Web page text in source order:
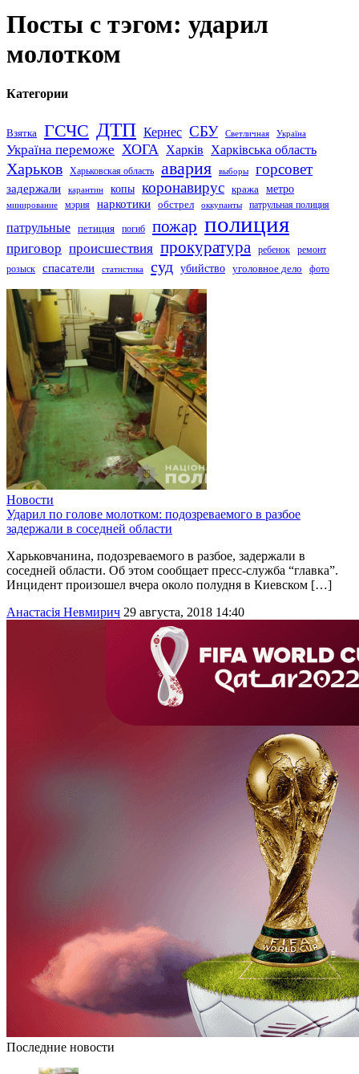
Посты с тэгом: ударил
молотком
Категории
Взятка ГСЧС ДТП Кернес СБУ Светличная Україна
Україна переможе ХОГА Харків Харківська область
Харьков Харьковская область авария выборы горсовет
задержали карантин копы коронавирус кража метро
минирование мэрия наркотики обстрел оккупанты патрульная полиция
патрульные петиция погиб пожар полиция
приговор происшествия прокуратура ребенок
ремонт
розыск
спасатели статистика суд убийство уголовное дело фото
Новости
Ударил по голове молотком: подозреваемого в разбое
задержали в соседней области
Харьковчанина, подозреваемого в разбое, задержали в
соседней области. Об этом сообщает пресс-служба “главка”.
Инцидент произошел вчера около полудня в Киевском […]
Анастасія Невмирич 29 августа, 2018 14:40
Последние новости